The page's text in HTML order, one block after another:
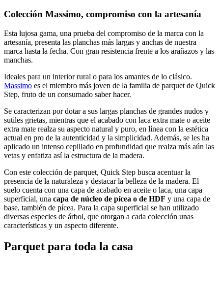
Colección Massimo, compromiso con la artesanía
Esta lujosa gama, una prueba del compromiso de la marca con la
artesanía, presenta las planchas más largas y anchas de nuestra
marca hasta la fecha. Con gran resistencia frente a los arañazos y las
manchas.
Ideales para un interior rural o para los amantes de lo clásico.
Massimo es el miembro más joven de la familia de parquet de Quick
Step, fruto de un consumado saber hacer.
Se caracterizan por dotar a sus largas planchas de grandes nudos y
sutiles grietas, mientras que el acabado con laca extra mate o aceite
extra mate realza su aspecto natural y puro, en línea con la estética
actual en pro de la autenticidad y la simplicidad. Además, se les ha
aplicado un intenso cepillado en profundidad que realza más aún las
vetas y enfatiza así la estructura de la madera.
Con este colección de parquet, Quick Step busca acentuar la
presencia de la naturaleza y destacar la belleza de la madera. El
suelo cuenta con una capa de acabado en aceite o laca, una capa
superficial, una capa de núcleo de pícea o de HDF y una capa de
base, también de pícea. Para la capa superficial se han utilizado
diversas especies de árbol, que otorgan a cada colección unas
características y un aspecto diferente.
Parquet para toda la casa